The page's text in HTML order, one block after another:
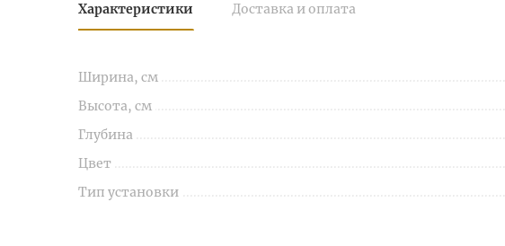
Характеристики Доставка и оплата
Ширина, см
Высота, см
Глубина
Цвет
Тип установки